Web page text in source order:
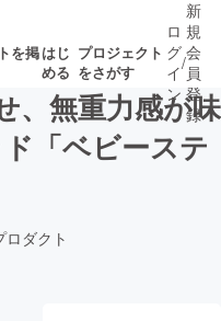
を掲はじ
める
プロジェクト
をさがす
ロ
グ
イ
ン
/
新
規
会
員
登
録
、無重力感が味
「ベビーステ
ロダクト